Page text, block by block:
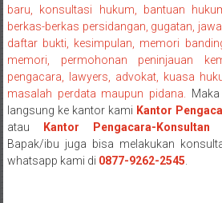
baru, konsultasi hukum, bantuan
berkas-berkas persidangan, gugatan,
daftar bukti, kesimpulan, memori
memori, permohonan peninjauan
pengacara, lawyers, advokat, kuasa
masalah perdata maupun pidana.
langsung ke kantor kami Kantor
atau
Kantor Pengacara-Konsultan
Bapak/ibu juga bisa melakukan
whatsapp kami di 0877-9262-2545